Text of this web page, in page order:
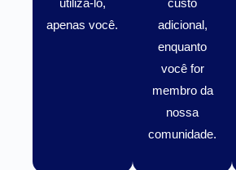
apenas você.
adicional,
enquanto
você for
membro da
nossa
comunidade.